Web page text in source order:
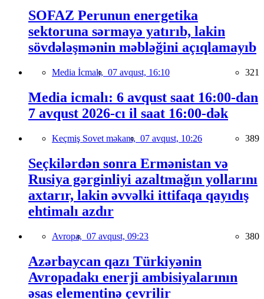
SOFAZ Perunun energetika
sektoruna sərmayə yatırıb, lakin
sövdələşmənin məbləğini açıqlamayıb
Media İcmalı, 07 avqust, 16:10 321
Media icmalı: 6 avqust saat 16:00-dan
7 avqust 2026-cı il saat 16:00-dək
Keçmiş Sovet məkanı, 07 avqust, 10:26 389
Seçkilərdən sonra Ermənistan və
Rusiya gərginliyi azaltmağın yollarını
axtarır, lakin əvvəlki ittifaqa qayıdış
ehtimalı azdır
Avropa, 07 avqust, 09:23 380
Azərbaycan qazı Türkiyənin
Avropadakı enerji ambisiyalarının
əsas elementinə çevrilir